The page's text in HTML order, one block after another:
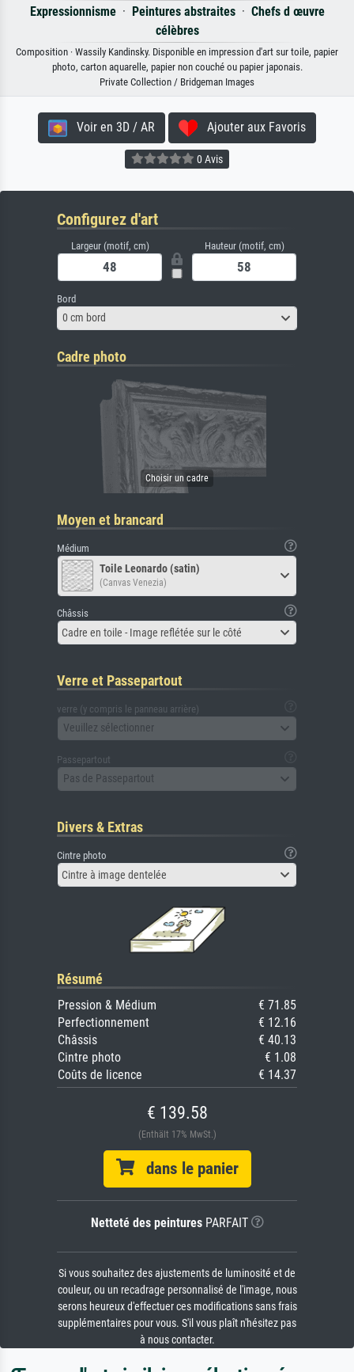
Expressionnisme· Peintures abstraites· Chefs d œuvre
célèbres
Composition · Wassily Kandinsky. Disponible en impression d'art sur toile, papier
photo, carton aquarelle, papier non couché ou papier japonais.
Private Collection / Bridgeman Images
Voir en 3D / AR Ajouter aux Favoris
0 Avis
Configurez d'art
Largeur (motif, cm) Hauteur (motif, cm)
Bord
0 cm bord
Cadre photo
Moyen et brancard
Médium
Toile Leonardo (satin)
(Canvas Venezia)
Châssis
Cadre en toile - Image reflétée sur le côté
Verre et Passepartout
verre (y compris le panneau arrière)
Veuillez sélectionner
Passepartout
Pas de Passepartout
Divers & Extras
Cintre photo
Cintre à image dentelée
Résumé
Pression & Médium
€ 71.85
Perfectionnement
€ 12.16
Châssis
€ 40.13
Cintre photo
€ 1.08
Coûts de licence
€ 14.37
€ 139.58
(Enthält 17% MwSt.)
dans le panier
Netteté des peinturesPARFAIT
Si vous souhaitez des ajustements de luminosité et de
couleur, ou un recadrage personnalisé de l'image, nous
serons heureux d'effectuer ces modifications sans frais
supplémentaires pour vous. S'il vous plaît n'hésitez pas
à nous contacter.